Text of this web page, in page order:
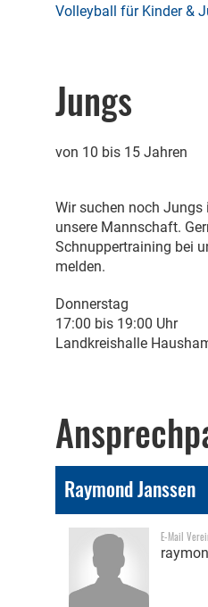
Volleyball für Kinder &
Jungs
von 10 bis 15 Jahren
Wir suchen noch
unsere Mannschaft.
Schnuppertraining bei
melden.
Donnerstag
17:00 bis 19:00 Uhr
Landkreishalle
Raymond Janssen
E-Mail